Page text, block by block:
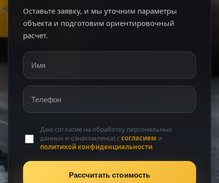
Оставьте заявку, и мы уточним параметры
объекта и подготовим ориентировочный
расчет.
Имя
Телефон
Даю согласие на обработку персональных
данных и ознакомлен(а) ссогласием и
политикой конфиденциальности.
Рассчитать стоимость